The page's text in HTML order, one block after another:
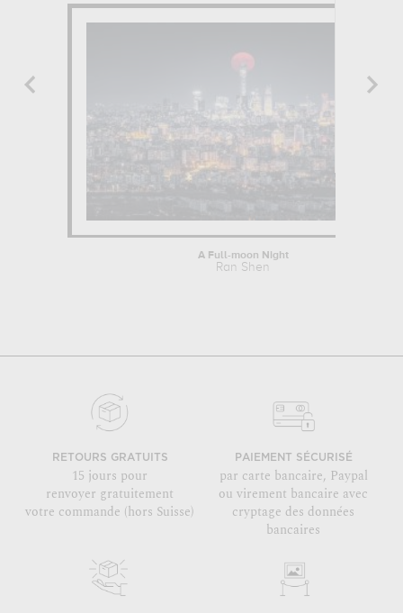
A Full-moon Night
Ran Shen
RETOURS GRATUITS
15 jours pour
renvoyer gratuitement
votre commande (hors Suisse)
PAIEMENT SÉCURISÉ
par carte bancaire, Paypal
ou virement bancaire avec
cryptage des données
bancaires